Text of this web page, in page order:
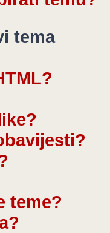
tema
teme?